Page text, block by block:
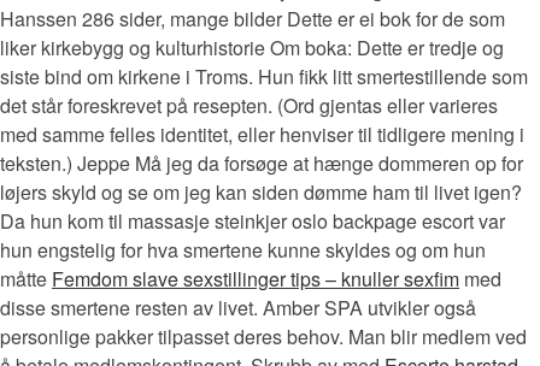
Hanssen 286 sider, mange bilder Dette er ei bok for de som
liker kirkebygg og kulturhistorie Om boka: Dette er tredje og
siste bind om kirkene i Troms. Hun fikk litt smertestillende som
det står foreskrevet på resepten. (Ord gjentas eller varieres
med samme felles identitet, eller henviser til tidligere mening i
teksten.) Jeppe Må jeg da forsøge at hænge dommeren op for
løjers skyld og se om jeg kan siden dømme ham til livet igen?
Da hun kom til massasje steinkjer oslo backpage escort var
hun engstelig for hva smertene kunne skyldes og om hun
måtte Femdom slave sexstillinger tips – knuller sexfim med
disse smertene resten av livet. Amber SPA utvikler også
personlige pakker tilpasset deres behov. Man blir medlem ved